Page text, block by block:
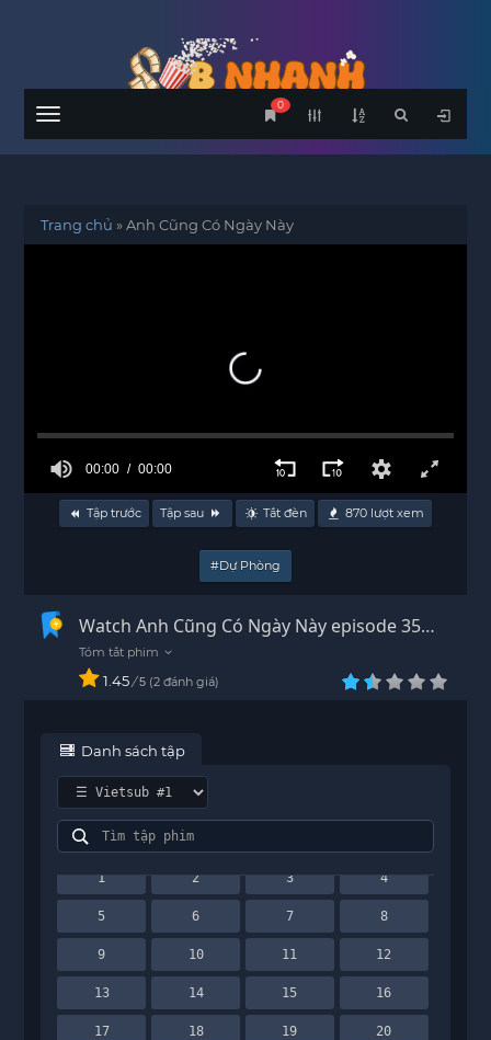
Menu
0
Trang chủ »Anh Cũng Có Ngày Này
00:00 00:00
Tập trước Tập sau Tắt đèn 870 lượt xem
#Dự Phòng
Watch Anh Cũng Có Ngày Này episode 35
Vietsub - HD
1.45 / 5 2 đánh giá
Danh sách tập
1 2 3 4
5 6 7 8
9 10 11 12
13 14 15 16
17 18 19 20